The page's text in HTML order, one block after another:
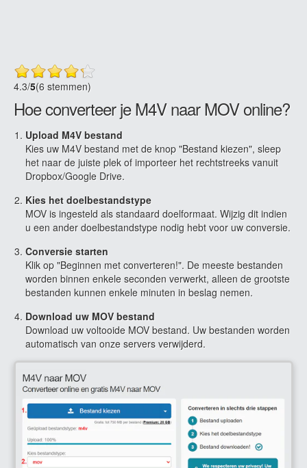
4.3/5(6 stemmen)
Hoe converteer je M4V naar MOV online?
Upload M4V bestand
Kies uw M4V bestand met de knop "Bestand kiezen", sleep
het naar de juiste plek of importeer het rechtstreeks vanuit
Dropbox/Google Drive.
Kies het doelbestandstype
MOV is ingesteld als standaard doelformaat. Wijzig dit indien
u een ander doelbestandstype nodig hebt voor uw conversie.
Conversie starten
Klik op "Beginnen met converteren!". De meeste bestanden
worden binnen enkele seconden verwerkt, alleen de grootste
bestanden kunnen enkele minuten in beslag nemen.
Download uw MOV bestand
Download uw voltooide MOV bestand. Uw bestanden worden
automatisch van onze servers verwijderd.